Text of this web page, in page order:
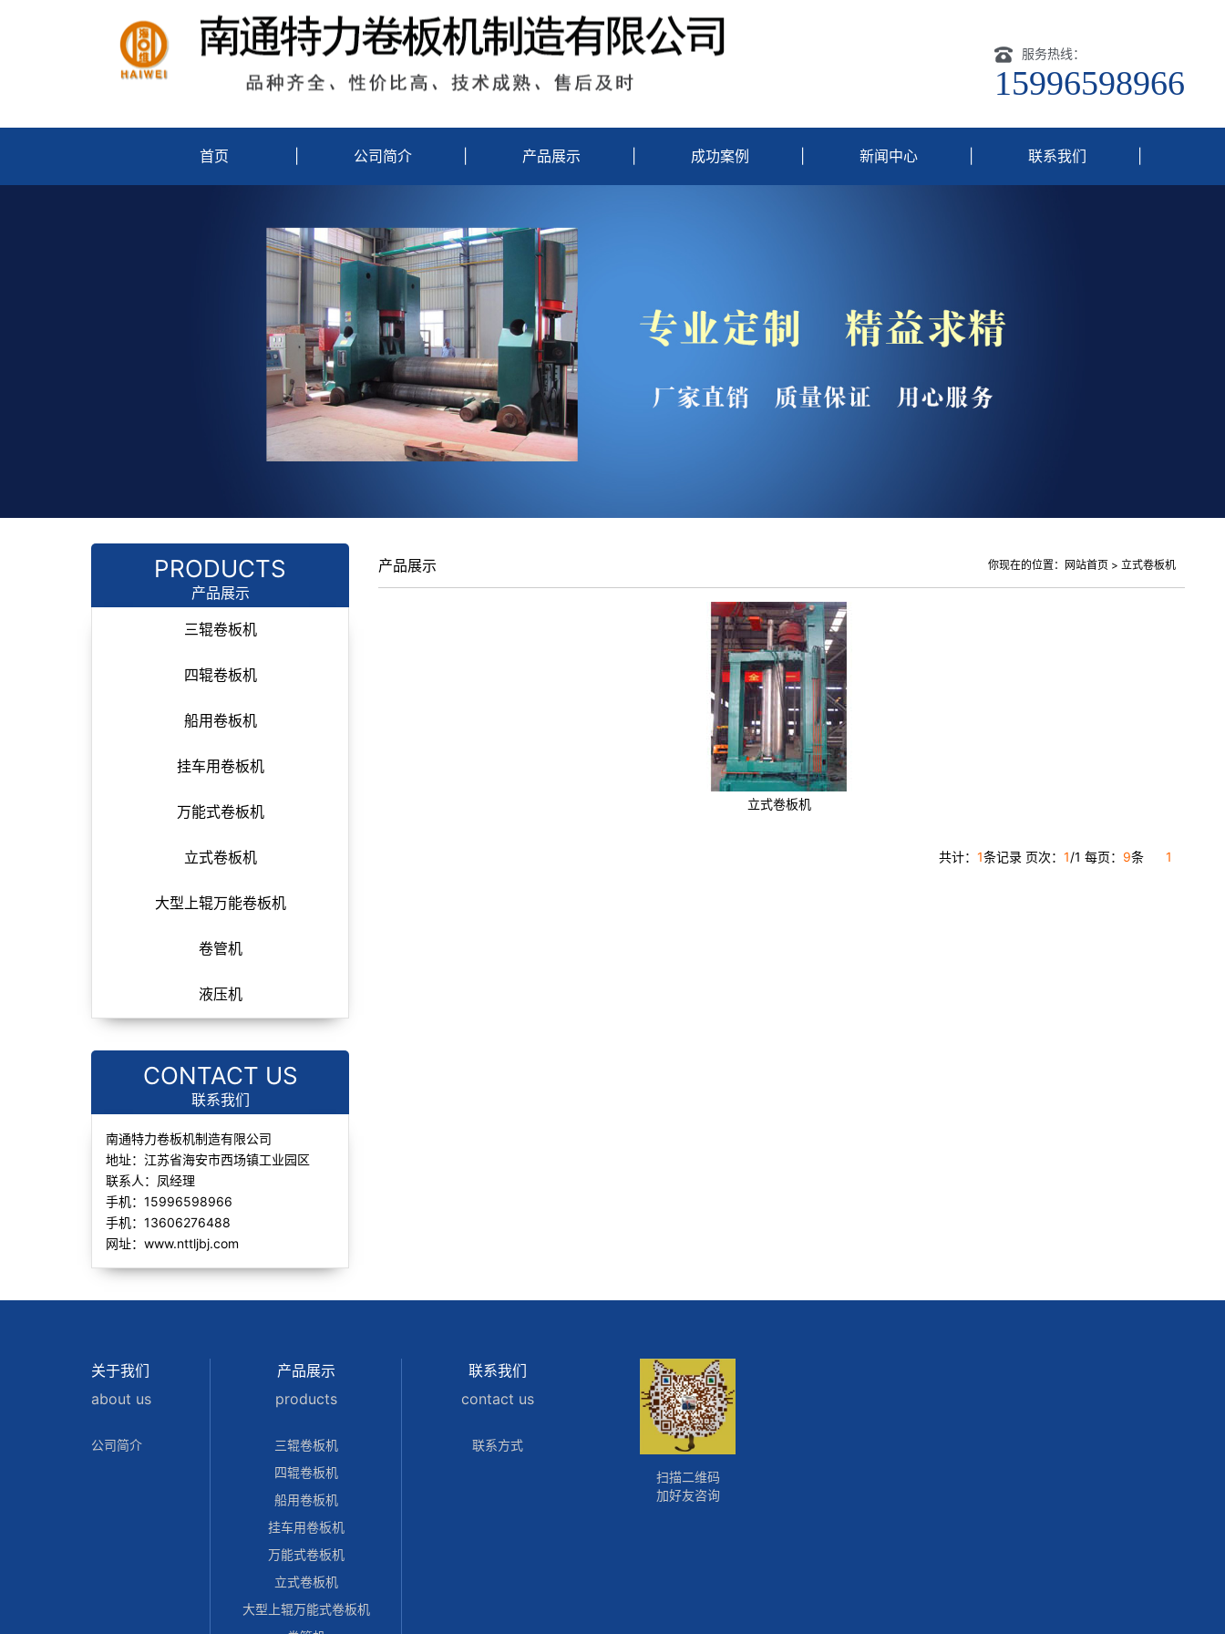
服务热线：
15996598966
首页 公司简介 产品展示 成功案例 新闻中心 联系我们
PRODUCTS
产品展示
三辊卷板机
四辊卷板机
船用卷板机
挂车用卷板机
万能式卷板机
立式卷板机
大型上辊万能卷板机
卷管机
液压机
CONTACT US
联系我们
南通特力卷板机制造有限公司
地址：江苏省海安市西场镇工业园区
联系人：凤经理
手机：15996598966
手机：13606276488
网址：www.nttljbj.com
你现在的位置： 网站首页 > 立式卷板机
产品展示
立式卷板机
共计： 1条记录 页次： 1/1 每页： 9条 1
关于我们
about us
公司简介
产品展示
products
三辊卷板机
四辊卷板机
船用卷板机
挂车用卷板机
万能式卷板机
立式卷板机
大型上辊万能式卷板机
联系我们
contact us
联系方式
扫描二维码
加好友咨询